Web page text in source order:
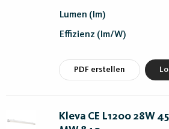
Lumen (lm)
Effizienz (lm/W)
PDF erstellen
Kleva CE L1200 28W